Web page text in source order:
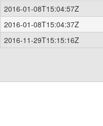
2016-01-08T15:04:57Z
2016-01-08T15:04:37Z
2016-11-29T15:15:16Z
P